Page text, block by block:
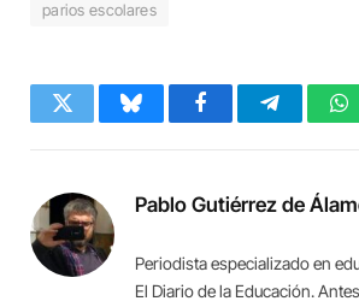
parios escolares
Twitter BlueskyFacebookTelegram
Pablo Gutiérrez de
Periodista especializado en
El Diario de la Educación.